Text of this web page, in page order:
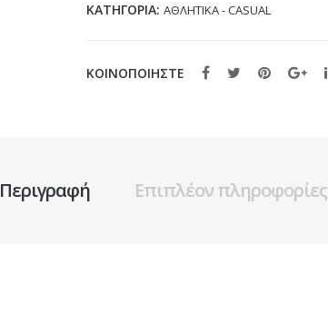
ΚΑΤΗΓΟΡΊΑ: ΑΘΛΗΤΙΚΑ - CASUAL
ΚΟΙΝΟΠΟΙΗΣΤΕ
Περιγραφή Επιπλέον πληροφορίες